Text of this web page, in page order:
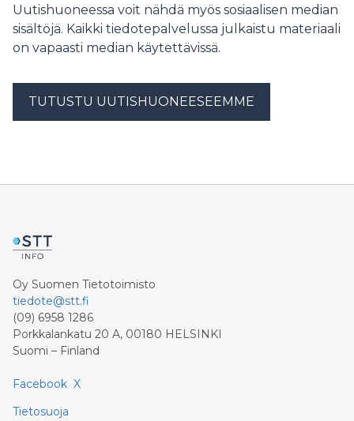
Uutishuoneessa voit nähdä myös sosiaalisen median
sisältöjä. Kaikki tiedotepalvelussa julkaistu materiaali
on vapaasti median käytettävissä.
TUTUSTU UUTISHUONEESEEMME
Oy Suomen Tietotoimisto
tiedote@stt.fi
(09) 6958 1286
Porkkalankatu 20 A, 00180 HELSINKI
Suomi – Finland
Facebook X
Tietosuoja